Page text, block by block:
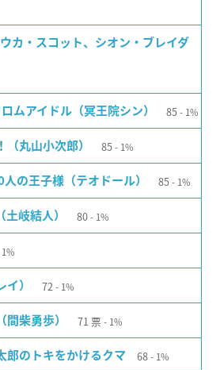
カ・スコット、シオン・ブレイダ
ムアイドル（冥王院シン） 85 1%
（丸山小次郎） 85 1%
の王子様（テオドール） 85 1%
土岐結人） 80 1%
1%
イ） 72 1%
間柴勇歩） 71 票 1%
郎のトキをかけるクマ 68 1%